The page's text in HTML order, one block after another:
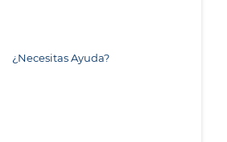
¿Necesitas Ayuda?